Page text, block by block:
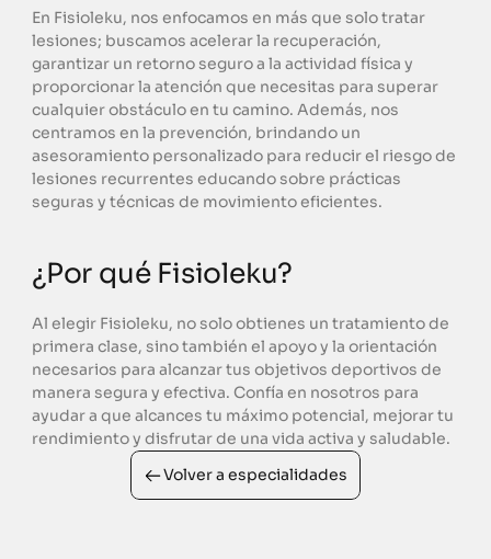
En Fisioleku, nos enfocamos en más que solo tratar
lesiones; buscamos acelerar la recuperación,
garantizar un retorno seguro a la actividad física y
proporcionar la atención que necesitas para superar
cualquier obstáculo en tu camino. Además, nos
centramos en la prevención, brindando un
asesoramiento personalizado para reducir el riesgo de
lesiones recurrentes educando sobre prácticas
seguras y técnicas de movimiento eficientes.
¿Por qué Fisioleku?
Al elegir Fisioleku, no solo obtienes un tratamiento de
primera clase, sino también el apoyo y la orientación
necesarios para alcanzar tus objetivos deportivos de
manera segura y efectiva. Confía en nosotros para
ayudar a que alcances tu máximo potencial, mejorar tu
rendimiento y disfrutar de una vida activa y saludable.
Volver a especialidades